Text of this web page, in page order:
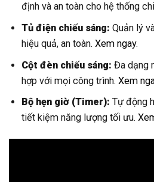
định và an toàn cho hệ thống
Tủ điện chiếu sáng: Quản lý
hiệu quả, an toàn.Xem ngay.
Cột đèn chiếu sáng: Đa dạng
hợp với mọi công trình.Xem
Bộ hẹn giờ (Timer): Tự động
tiết kiệm năng lượng tối ưu.